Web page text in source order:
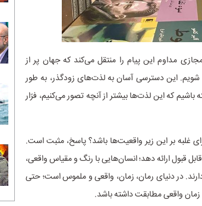
مداوم این پیام را منتقل می‌کند که جهان پر از
شویم. این دسترسی آسان به لذت‌های زودگذر، به طور
که این لذت‌ها بیشتر از آنچه تصور می‌کنیم، فرّار
غلبه بر این زیر واقعیت‌ها باشد؟ پاسخ، مثبت است.
قبول ارائه دهد؛ انسان‌هایی با رنگ و مقیاس واقعی،
در دنیای رمان، زمان، واقعی و ملموس است؛ حتی
زمان واقعی مطابقت داشته باشد.